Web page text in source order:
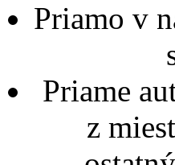
Priamo v
Priame
z